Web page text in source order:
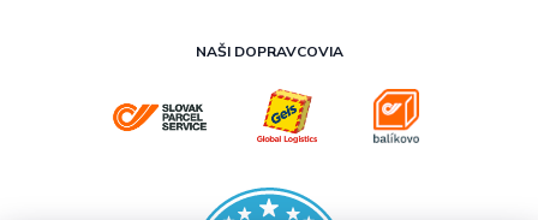
NAŠI DOPRAVCOVIA